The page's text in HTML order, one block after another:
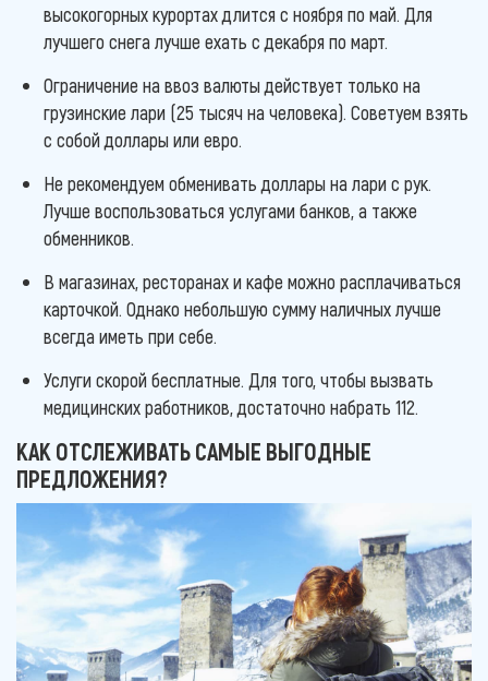
высокогорных курортах длится с ноября по май. Для
лучшего снега лучше ехать с декабря по март.
Ограничение на ввоз валюты действует только на
грузинские лари (25 тысяч на человека). Советуем взять
с собой доллары или евро.
Не рекомендуем обменивать доллары на лари с рук.
Лучше воспользоваться услугами банков, а также
обменников.
В магазинах, ресторанах и кафе можно расплачиваться
карточкой. Однако небольшую сумму наличных лучше
всегда иметь при себе.
Услуги скорой бесплатные. Для того, чтобы вызвать
медицинских работников, достаточно набрать 112.
КАК ОТСЛЕЖИВАТЬ САМЫЕ ВЫГОДНЫЕ
ПРЕДЛОЖЕНИЯ?